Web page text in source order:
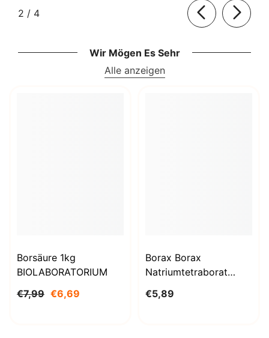
2 / von
4
Wir Mögen Es Sehr
Alle anzeigen
Borsäure 1kg
BIOLABORATORIUM
€7,99 €6,69
Borax Borax
Natriumtetraborat
BioLaboratorium
€5,89